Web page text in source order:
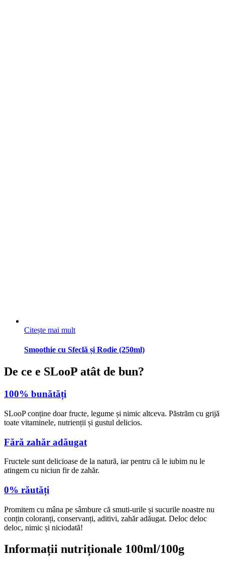
Citește mai mult
Smoothie cu Sfeclă și Rodie (250ml)
De ce e SLooP atât de bun?
100% bunătăți
SLooP conține doar fructe, legume și nimic altceva. Păstrăm cu grijă
toate vitaminele, nutrienții și gustul delicios.
Fără zahăr adăugat
Fructele sunt delicioase de la natură, iar pentru că le iubim nu le
atingem cu niciun fir de zahăr.
0% răutăți
Promitem cu mâna pe sâmbure că smuti-urile și sucurile noastre nu
conțin coloranți, conservanți, aditivi, zahăr adăugat. Deloc deloc
deloc, nimic și niciodată!
Informații nutriționale 100ml/100g